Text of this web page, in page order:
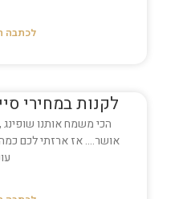
לכתבה
לקנות במחירי
הכי משמח אותנו שופינג
אושר…. אז ארזתי לכם